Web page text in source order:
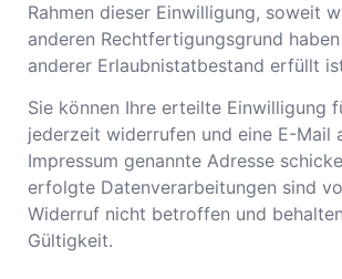
Rahmen dieser Einwilligung, soweit
anderen Rechtfertigungsgrund
anderer Erlaubnistatbestand erfüllt
Sie können Ihre erteilte Einwilligung
jederzeit widerrufen und eine E-Mail
Impressum genannte Adresse
erfolgte Datenverarbeitungen sind
Widerruf nicht betroffen und
Gültigkeit.